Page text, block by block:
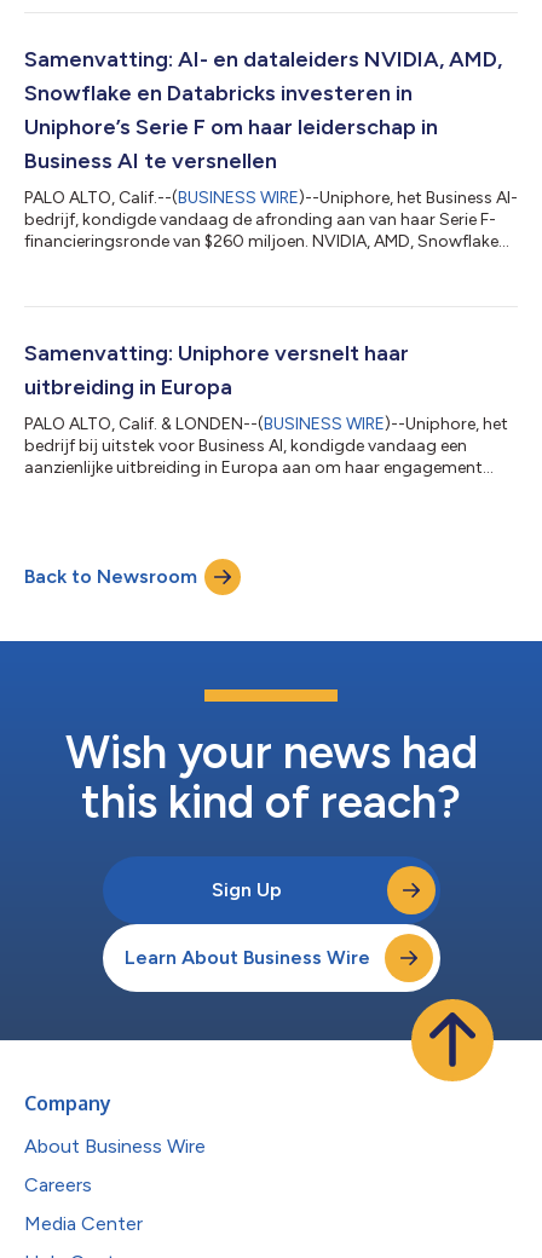
evolueren naar integratie op productieniveau. In het kader van
agents tot stand te brengen aan de hand van de Business AI
Samenvatting: AI- en dataleiders NVIDIA, AMD,
Snowflake en Databricks investeren in
Uniphore’s Serie F om haar leiderschap in
Business AI te versnellen
PALO ALTO, Calif.--(BUSINESS WIRE)--Uniphore, het Business AI-
bedrijf, kondigde vandaag de afronding aan van haar Serie F-
financieringsronde van $260 miljoen. NVIDIA, AMD, Snowflake
investeerders waaronder NEA, March Capital, BNF Capital,
kapitaal zal innovatie versnellen op haar AI- en dataplatform –
Business AI Cloud – terwijl...
Samenvatting: Uniphore versnelt haar
uitbreiding in Europa
PALO ALTO, Calif. & LONDEN--(BUSINESS WIRE)--Uniphore, het
bedrijf bij uitstek voor Business AI, kondigde vandaag een
aanzienlijke uitbreiding in Europa aan om haar engagement
van de Uniphore Business AI Cloud, die gisteren werd
aangekondigd in Londen tijdens de AI Leadership Summit —
een exclusieve bijeenkomst van...
Back to Newsroom
Wish your news had
this kind of reach?
Sign Up
Learn About Business Wire
Company
About Business Wire
Careers
Media Center